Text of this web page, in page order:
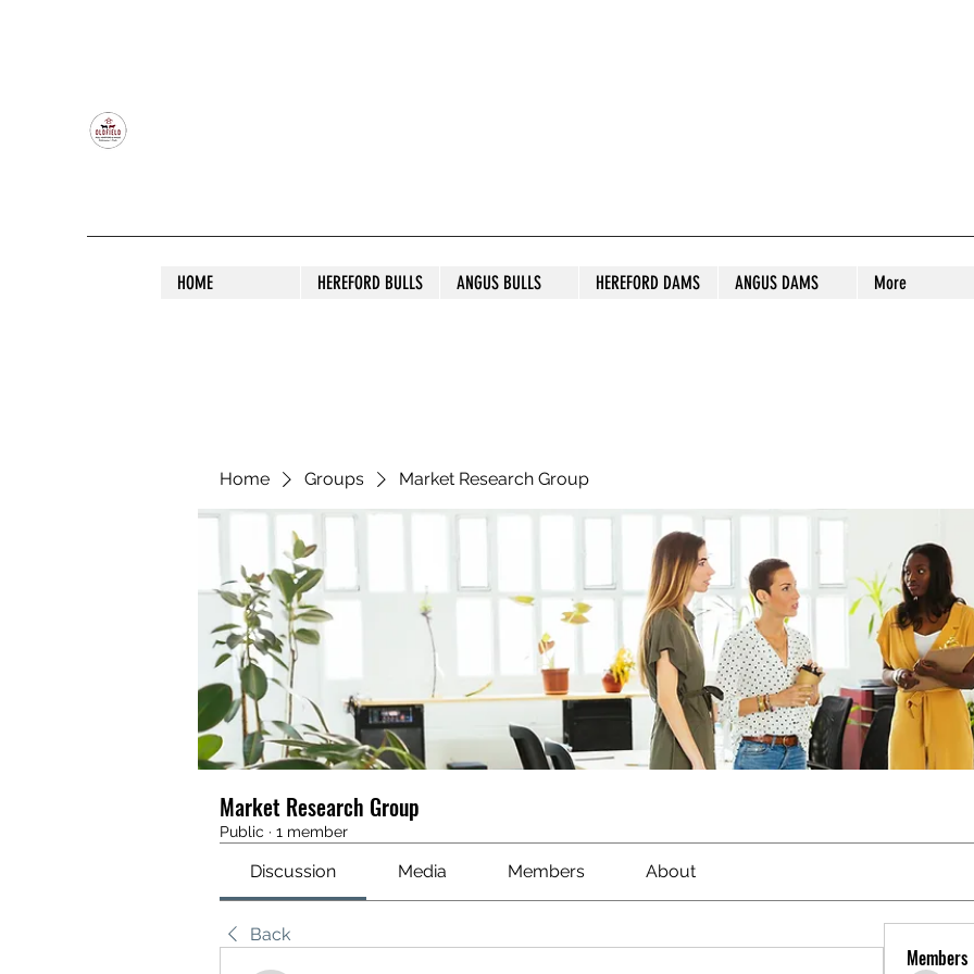
HOME HEREFORD BULLS ANGUS BULLS HEREFORD DAMS ANGUS DAMS More
Home Groups Market Research Group
Market Research Group
Public · 1 member
Discussion Media Members About
Back
Members